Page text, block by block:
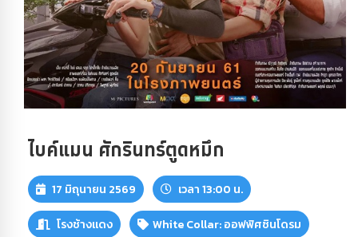
ไบค์แมน ศักรินทร์ตูดหมึก
17 มิถุนายน 2569 เวลา 13:00 น.
โรงช้างแดง
White Collar: ออฟฟิศซินโดรม